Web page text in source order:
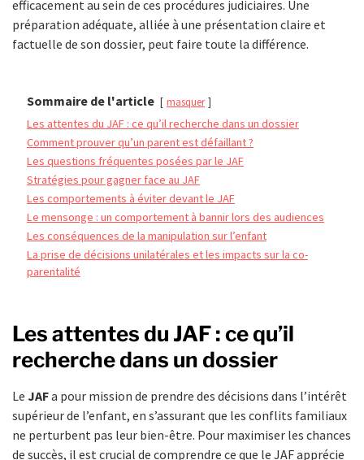
efficacement au sein de ces procédures judiciaires. Une
préparation adéquate, alliée à une présentation claire et
factuelle de son dossier, peut faire toute la différence.
Sommaire de l'article masquer
Les attentes du JAF : ce qu’il recherche dans un dossier
Comment prouver qu’un parent est défaillant ?
Les questions fréquentes posées par le JAF
Stratégies pour gagner face au JAF
Les comportements à éviter devant le JAF
Le mensonge : un comportement à bannir lors des audiences
Les conséquences de la manipulation sur l’enfant
La prise de décisions unilatérales et les impacts sur la co-
parentalité
Les attentes du JAF : ce qu’il
recherche dans un dossier
Le JAFa pour mission de prendre des décisions dans l’intérêt
supérieur de l’enfant, en s’assurant que les conflits familiaux
ne perturbent pas leur bien-être. Pour maximiser les chances
de succès, il est crucial de comprendre ce que le JAF apprécie